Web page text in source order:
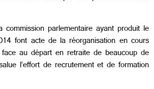
commission parlementaire ayant produit le
font acte de la réorganisation en cours
au départ en retraite de beaucoup de
l’effort de recrutement et de formation